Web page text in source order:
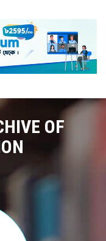
OF